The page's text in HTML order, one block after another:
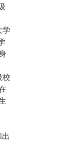
学
校